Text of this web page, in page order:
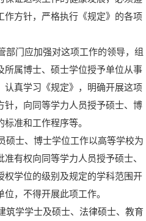
作方针，严格执行《规定》的各项
部门应加强对这项工作的领导，组
所属博士、硕士学位授予单位从事
认真学习《规定》，明确开展这项
针，向同等学力人员授予硕士、博
准和工作程序等。
硕士、博士学位工作以高等学校为
有权向同等学力人员授予硕士、
权学位的级别及规定的学科范围开
，不得开展此项工作。
筑学学士及硕士、法律硕士、教育